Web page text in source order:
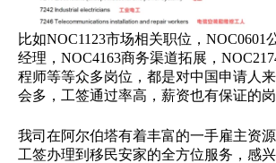
比如NOC1123市场相关职位，NOC0601
经理，NOC4163商务渠道拓展，
程师等等众多岗位，都是对中国申请人
会多，工签通过率高，薪资也有保证的岗
我司在阿尔伯塔有着丰富的一手雇主资
工签办理到移民安家的全方位服务，感